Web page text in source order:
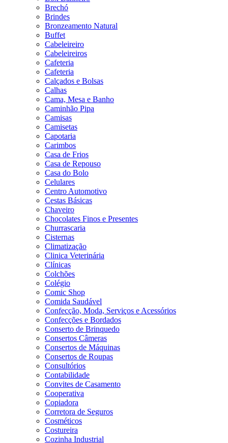
Brechó
Brindes
Bronzeamento Natural
Buffet
Cabeleireiro
Cabeleireiros
Cafeteria
Cafeteria
Calçados e Bolsas
Calhas
Cama, Mesa e Banho
Caminhão Pipa
Camisas
Camisetas
Capotaria
Carimbos
Casa de Frios
Casa de Repouso
Casa do Bolo
Celulares
Centro Automotivo
Cestas Básicas
Chaveiro
Chocolates Finos e Presentes
Churrascaria
Cisternas
Climatização
Clinica Veterinária
Clínicas
Colchões
Colégio
Comic Shop
Comida Saudável
Confecção, Moda, Serviços e Acessórios
Confecções e Bordados
Conserto de Brinquedo
Consertos Câmeras
Consertos de Máquinas
Consertos de Roupas
Consultórios
Contabilidade
Convites de Casamento
Cooperativa
Copiadora
Corretora de Seguros
Cosméticos
Costureira
Cozinha Industrial